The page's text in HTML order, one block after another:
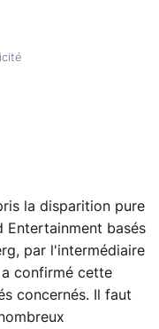
la disparition pure
Entertainment basés
par l'intermédiaire
confirmé cette
concernés. Il faut